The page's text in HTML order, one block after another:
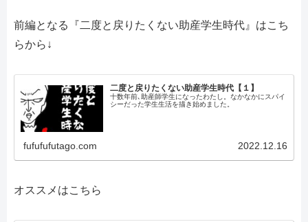
前編となる『二度と戻りたくない助産学生時代』はこち
らから ↓
二度と戻りたくない助産学生時代【１】
十数年前､助産師学生になったわたし。なかなかにスパイ
シーだった学生生活を描き始めました。
fufufufutago.com 2022.12.16
オススメはこちら